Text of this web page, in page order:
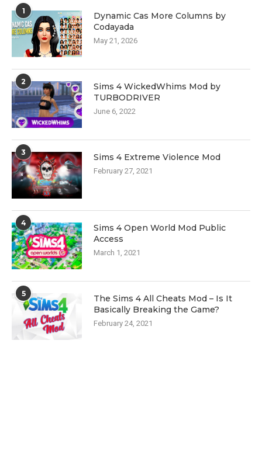
1
Dynamic Cas More Columns by
Codayada
May 21, 2026
2
Sims 4 WickedWhims Mod by
TURBODRIVER
June 6, 2022
3 Sims 4 Extreme Violence Mod
February 27, 2021
4
Sims 4 Open World Mod Public
Access
March 1, 2021
5
The Sims 4 All Cheats Mod – Is It
Basically Breaking the Game?
February 24, 2021